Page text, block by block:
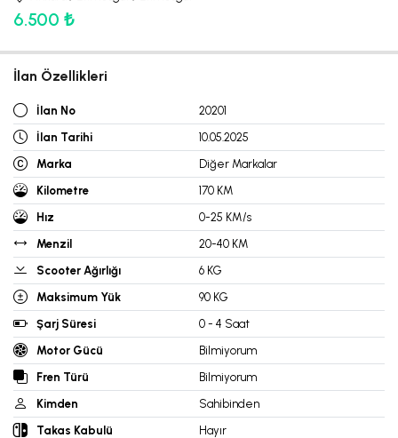
6.500 ₺
İlan Özellikleri
İlan No
20201
İlan Tarihi
10.05.2025
Marka
Diğer Markalar
Kilometre
170 KM
Hız
0-25 KM/s
Menzil
20-40 KM
Scooter Ağırlığı
6 KG
Maksimum Yük
90 KG
Şarj Süresi
0 - 4 Saat
Motor Gücü
Bilmiyorum
Fren Türü
Bilmiyorum
Kimden
Sahibinden
Takas Kabulü
Hayır